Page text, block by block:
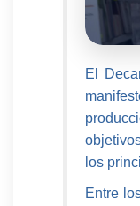
El
los
Entre